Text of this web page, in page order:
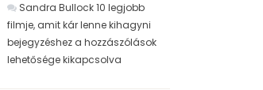
Sandra Bullock 10 legjobb
filmje, amit kár lenne kihagyni
bejegyzéshez a hozzászólások
lehetősége kikapcsolva